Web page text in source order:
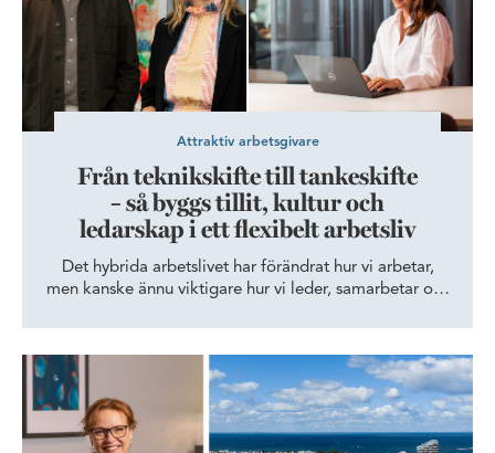
Attraktiv arbetsgivare
Från teknikskifte till tankeskifte
– så byggs tillit, kultur och
ledarskap i ett flexibelt arbetsliv
Det hybrida arbetslivet har förändrat hur vi arbetar,
men kanske ännu viktigare hur vi leder, samarbetar och
relationer. Forskning och erfarenhet pekar mot samma
sak: framtidens framgångsrika organisationer är de
som lyckas stärka människors samarbete och
engagemang.
Skånes Dansteater expanderar och dansar vidare i Dockan